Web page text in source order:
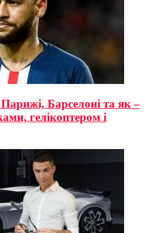
Барселоні та як –
гелікоптером і